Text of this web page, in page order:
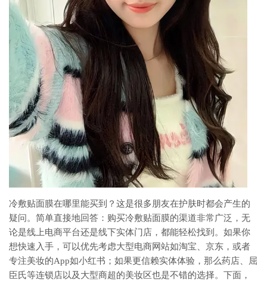
冷敷贴面膜在哪里能买到？这是很多朋友在护肤时都会产生的
疑问。简单直接地回答：购买冷敷贴面膜的渠道非常广泛，无
论是线上电商平台还是线下实体门店，都能轻松找到。如果你
想快速入手，可以优先考虑大型电商网站如淘宝、京东，或者
专注美妆的App如小红书；如果更信赖实体体验，那么药店、屈
臣氏等连锁店以及大型商超的美妆区也是不错的选择。下面，